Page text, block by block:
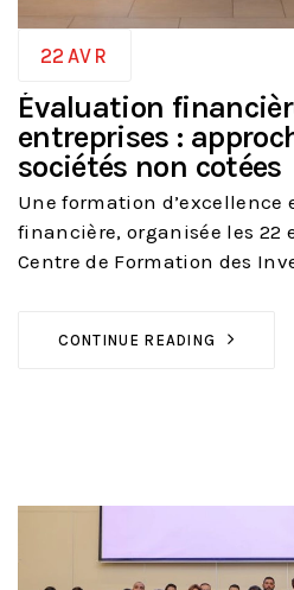
22 AVR
Évaluation
entreprises :
sociétés non cotées
Une formation d’excellence
financière, organisée les 22
Centre de Formation des
CONTINUE READING